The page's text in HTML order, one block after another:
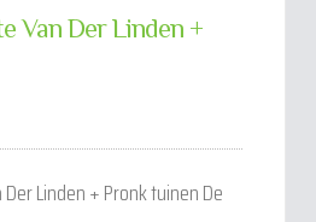
Van Der Linden +
Linden + Pronk tuinen De